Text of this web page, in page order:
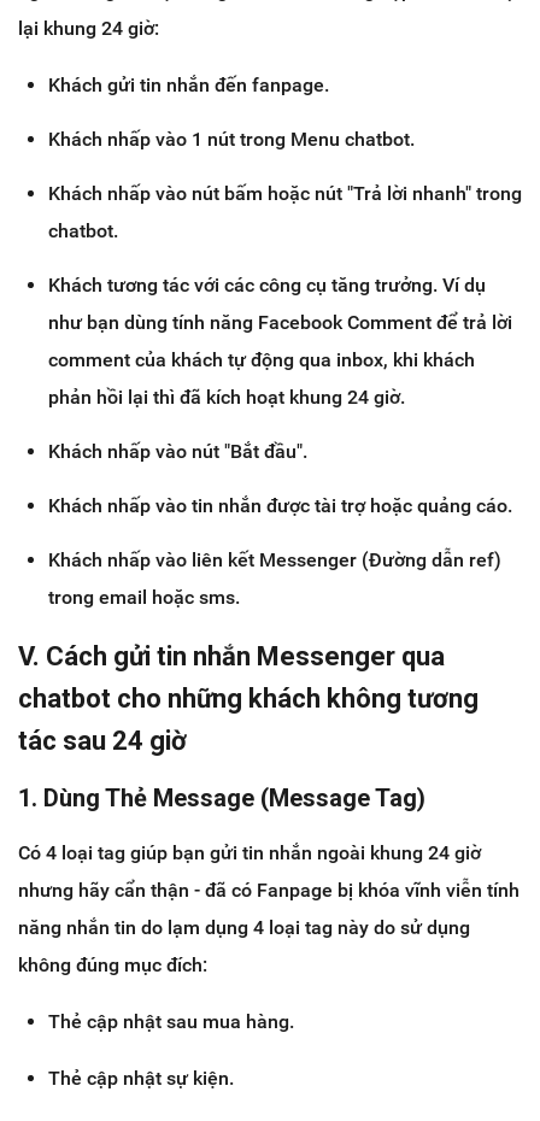
lại khung 24 giờ:
Khách gửi tin nhắn đến fanpage.
Khách nhấp vào 1 nút trong Menu chatbot.
Khách nhấp vào nút bấm hoặc nút "Trả lời nhanh" trong
chatbot.
Khách tương tác với các công cụ tăng trưởng. Ví dụ
như bạn dùng tính năng Facebook Comment để trả lời
comment của khách tự động qua inbox, khi khách
phản hồi lại thì đã kích hoạt khung 24 giờ.
Khách nhấp vào nút "Bắt đầu".
Khách nhấp vào tin nhắn được tài trợ hoặc quảng cáo.
Khách nhấp vào liên kết Messenger (Đường dẫn ref)
trong email hoặc sms.
V. Cách gửi tin nhắn Messenger qua
chatbot cho những khách không tương
tác sau 24 giờ
1. Dùng Thẻ Message (Message Tag)
Có 4 loại tag giúp bạn gửi tin nhắn ngoài khung 24 giờ
nhưng hãy cẩn thận - đã có Fanpage bị khóa vĩnh viễn tính
năng nhắn tin do lạm dụng 4 loại tag này do sử dụng
không đúng mục đích:
Thẻ cập nhật sau mua hàng.
Thẻ cập nhật sự kiện.